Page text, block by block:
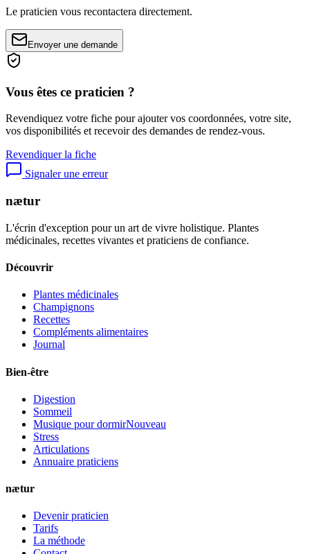
Le praticien vous recontactera directement.
Envoyer une demande
Vous êtes ce praticien ?
Revendiquez votre fiche pour ajouter vos coordonnées, votre site,
vos disponibilités et recevoir des demandes de rendez-vous.
Revendiquer la fiche
Signaler une erreur
nætur
L'écrin d'exception pour un art de vivre holistique. Plantes
médicinales, recettes vivantes et praticiens de confiance.
Découvrir
Plantes médicinales
Champignons
Recettes
Compléments alimentaires
Journal
Bien-être
Digestion
Sommeil
Musique pour dormirNouveau
Stress
Articulations
Annuaire praticiens
nætur
Devenir praticien
Tarifs
La méthode